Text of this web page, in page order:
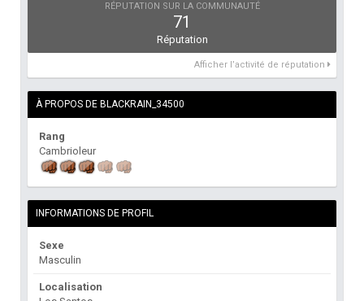
RÉPUTATION SUR LA COMMUNAUTÉ
71
Réputation
Afficher l’activité de réputation
À PROPOS DE BLACKRAIN_34500
Rang
Cambrioleur
INFORMATIONS DE PROFIL
Sexe
Masculin
Localisation